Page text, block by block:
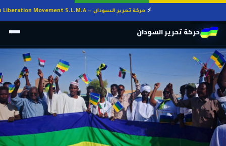
حركة تحرير السودان — Sudan Liberation Movement S.L.M.A
حركة تحرير السودان